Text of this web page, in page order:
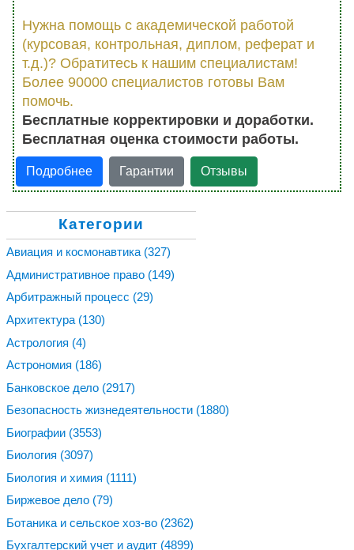
Нужна помощь с академической работой
(курсовая, контрольная, диплом, реферат и
т.д.)? Обратитесь к нашим специалистам!
Более 90000 специалистов готовы Вам
помочь.
Бесплатные корректировки и доработки.
Бесплатная оценка стоимости работы.
Подробнее Гарантии Отзывы
Категории
Авиация и космонавтика (327)
Административное право (149)
Арбитражный процесс (29)
Архитектура (130)
Астрология (4)
Астрономия (186)
Банковское дело (2917)
Безопасность жизнедеятельности (1880)
Биографии (3553)
Биология (3097)
Биология и химия (1111)
Биржевое дело (79)
Ботаника и сельское хоз-во (2362)
Бухгалтерский учет и аудит (4899)